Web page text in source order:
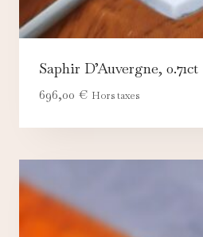
Saphir D’Auvergne, 0.71ct
696,00 € Hors taxes